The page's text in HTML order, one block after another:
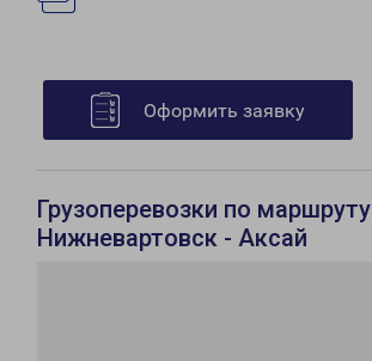
Оформить заявку
Грузоперевозки по маршруту
Нижневартовск - Аксай